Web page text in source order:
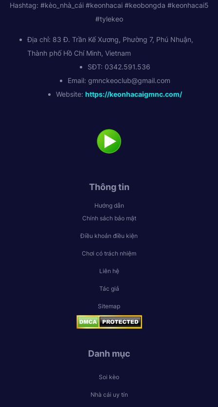
Hashtag: #kèo_nhà_cái #keonhacai #keobongda #keonhacai5
#tylekeo
Địa chỉ: 83 Đ. Trần Kế Xương, Phường 7, Phú Nhuận,
Thành phố Hồ Chí Minh, Vietnam
SĐT: 0342.591.536
Email: gmnckeoclub@gmail.com
Website: https://keonhacaigmnc.com/
Thông tin
Hướng dẫn
Chính sách bảo mật
Điều khoản điều kiện
Chơi có trách nhiệm
Liên hệ
Tác giả
Sitemap
Danh mục
Soi kèo
Nhà cái uy tín